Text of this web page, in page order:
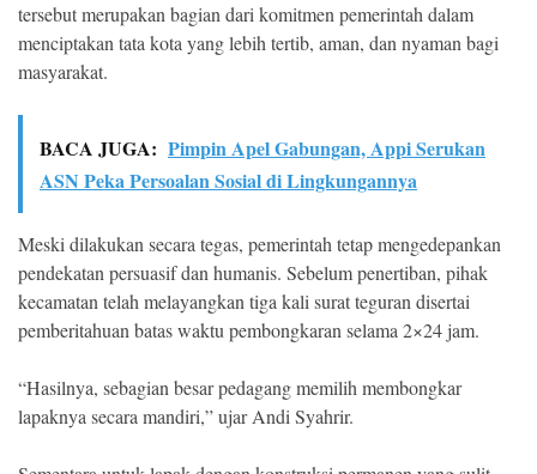
tersebut merupakan bagian dari komitmen pemerintah dalam
menciptakan tata kota yang lebih tertib, aman, dan nyaman bagi
masyarakat.
BACA JUGA: Pimpin Apel Gabungan, Appi Serukan
ASN Peka Persoalan Sosial di Lingkungannya
Meski dilakukan secara tegas, pemerintah tetap mengedepankan
pendekatan persuasif dan humanis. Sebelum penertiban, pihak
kecamatan telah melayangkan tiga kali surat teguran disertai
pemberitahuan batas waktu pembongkaran selama 2×24 jam.
“Hasilnya, sebagian besar pedagang memilih membongkar
lapaknya secara mandiri,” ujar Andi Syahrir.